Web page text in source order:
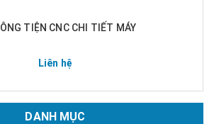
TIỆN CNC CHI TIẾT MÁY
Liên hệ
DANH MỤC